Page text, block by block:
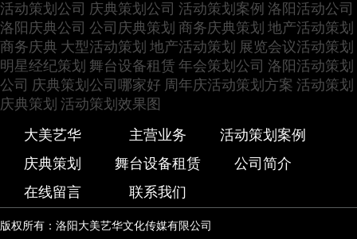
活动策划公司 庆典策划公司 活动策划案例 洛阳活动公司
洛阳庆典公司 公司庆典策划 商务庆典策划 地产活动策划
商务庆典 大型活动策划 地产活动策划 展览会议活动策划
明星经纪策划 舞台设备租赁 年会策划公司 洛阳活动策划
公司 庆典策划公司哪家好 周年庆活动策划方案 活动策划
庆典策划 活动策划效果图
大美艺华
主营业务
活动策划案例
庆典策划
舞台设备租赁
公司简介
在线留言
联系我们
版权所有：洛阳大美艺华文化传媒有限公司